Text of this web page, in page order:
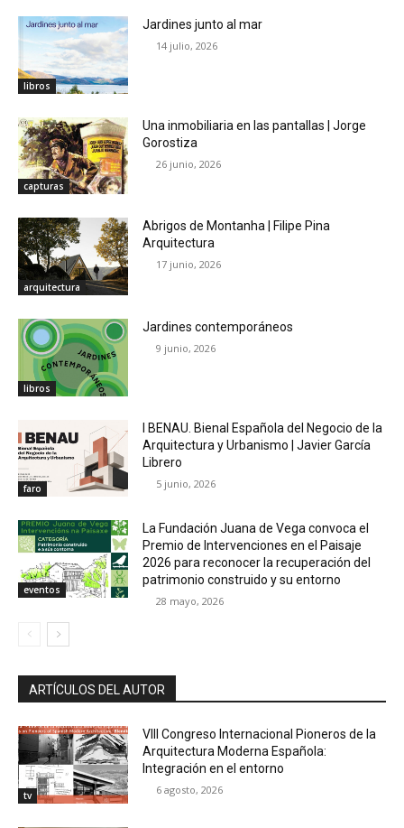
libros
Jardines junto al mar
14 julio, 2026
capturas
Una inmobiliaria en las pantallas | Jorge
Gorostiza
26 junio, 2026
arquitectura
Abrigos de Montanha | Filipe Pina
Arquitectura
17 junio, 2026
libros
Jardines contemporáneos
9 junio, 2026
faro
I BENAU. Bienal Española del Negocio de la
Arquitectura y Urbanismo | Javier García
Librero
5 junio, 2026
eventos
La Fundación Juana de Vega convoca el
Premio de Intervenciones en el Paisaje
2026 para reconocer la recuperación del
patrimonio construido y su entorno
28 mayo, 2026
ARTÍCULOS DEL AUTOR
tv
VIII Congreso Internacional Pioneros de la
Arquitectura Moderna Española:
Integración en el entorno
6 agosto, 2026